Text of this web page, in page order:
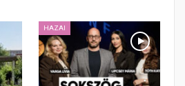
HAZAI